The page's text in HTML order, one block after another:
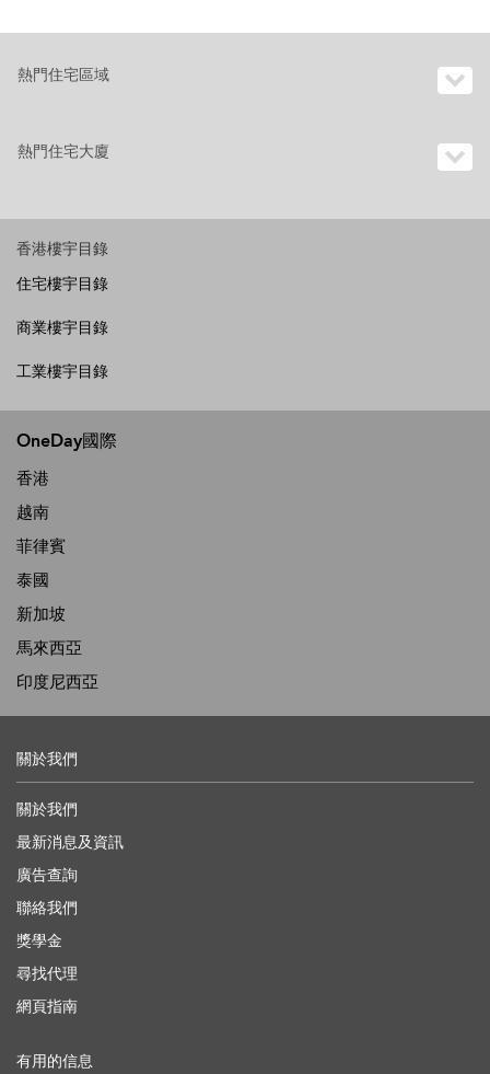
熱門住宅區域
熱門住宅大廈
香港樓宇目錄
住宅樓宇目錄
商業樓宇目錄
工業樓宇目錄
OneDay國際
香港
越南
菲律賓
泰國
新加坡
馬來西亞
印度尼西亞
關於我們
關於我們
最新消息及資訊
廣告查詢
聯絡我們
獎學金
尋找代理
網頁指南
有用的信息